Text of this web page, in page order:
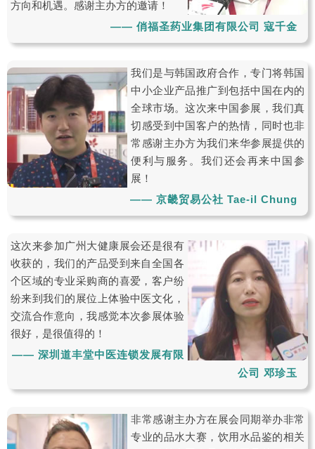
方向和机遇。感谢主办方的邀请！
—— 俏福圣药业集团有限公司 寇千金
我们是与韩国政府合作，专门将韩国
中小企业产品推广到包括中国在内的
全球市场。这次来中国参展，我们真
切感受到中国客户的热情，同时也非
常感谢主办方为我们来华参展提供的
便利与服务。我们还会再来中国参
展！
—— 京畿贸易公社 Tae-il Chung
这次来参加广州大健康展会还是很有
收获的，我们的产品受到来自全国各
个区域的专业采购商的喜爱，客户纷
纷来到我们的展位上体验中医文化，
交流合作意向，我感觉本次参展体验
很好，是很值得的！
—— 深圳道丰堂中医连锁发展有限
公司 邓珍玉
非常感谢主办方在展会同期举办非常
专业的品水大赛，饮用水品鉴的相关